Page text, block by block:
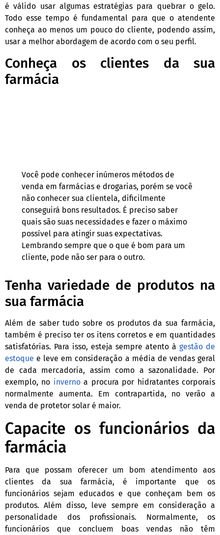
é válido usar algumas estratégias para quebrar o gelo.
Todo esse tempo é fundamental para que o atendente
conheça ao menos um pouco do cliente, podendo assim,
usar a melhor abordagem de acordo com o seu perfil.
Conheça os clientes da sua
farmácia
Você pode conhecer inúmeros métodos de
venda em farmácias e drogarias, porém se você
não conhecer sua clientela, dificilmente
conseguirá bons resultados. É preciso saber
quais são suas necessidades e fazer o máximo
possível para atingir suas expectativas.
Lembrando sempre que o que é bom para um
cliente, pode não ser para o outro.
Tenha variedade de produtos na
sua farmácia
Além de saber tudo sobre os produtos da sua farmácia,
também é preciso ter os itens corretos e em quantidades
satisfatórias. Para isso, esteja sempre atento à gestão de
estoque e leve em consideração a média de vendas geral
de cada mercadoria, assim como a sazonalidade. Por
exemplo, no invernoa procura por hidratantes corporais
normalmente aumenta. Em contrapartida, no verão a
venda de protetor solar é maior.
Capacite os funcionários da
farmácia
Para que possam oferecer um bom atendimento aos
clientes da sua farmácia, é importante que os
funcionários sejam educados e que conheçam bem os
produtos. Além disso, leve sempre em consideração a
personalidade dos profissionais. Normalmente, os
funcionários que concluem boas vendas não têm